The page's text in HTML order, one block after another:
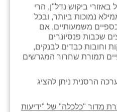
ביקוש נדל"ן, הרי
נמוכות ביותר, ובכל
משמעותיים, אם
שכבות פנסיונרים
וחובות כבדים לבנקים,
תמורת שחרור המגרשים
הרסנית ניתן להציג
מדור "כלכלה" של "ידיעות